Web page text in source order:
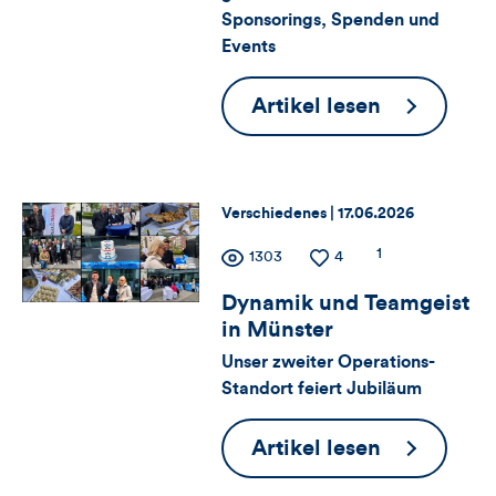
Likes
und
Kommentare
Artikels
Sponsorings, Spenden und
Events
Artikel lesen Auf
gute
Thema:
Verschiedenes | Datum:
17.06.2026
Zähler
für
Views,
Likes
und
Anzahl
Views
1303
Anzahl
Likes
4
Anzahl
Kommentare
1
Dynamik und Teamgeist
in Münster
Unser zweiter Operations-
Standort feiert Jubiläum
Artikel lesen Dynamik
und